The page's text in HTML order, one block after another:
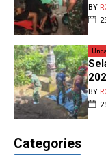
BY
BY
Categories